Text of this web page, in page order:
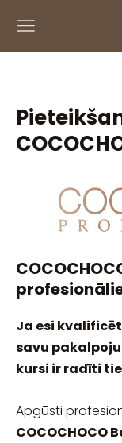
Ja esi
savu
kursi ir radīti
Apgūsti
COCOCHOCO